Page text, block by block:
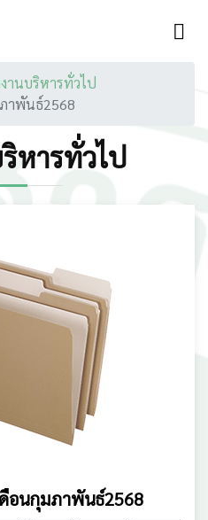
านบริหารทั่วไป
าพันธ์2568
หารทั่วไป
อนกุมภาพันธ์2568